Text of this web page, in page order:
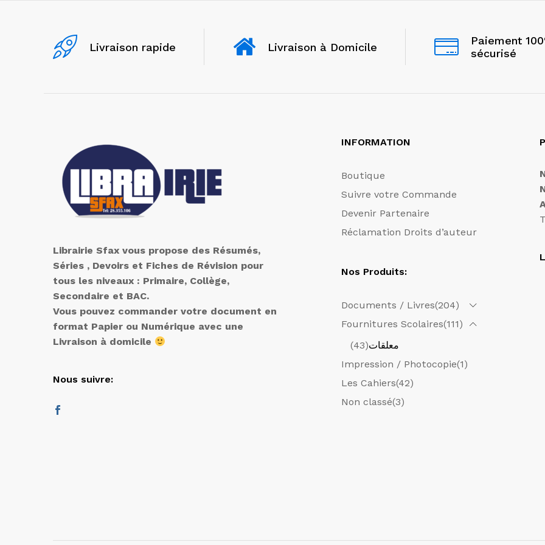
Livraison rapide Livraison à Domicile
Paiement
sécurisé
Librairie Sfax vous propose des Résumés,
Séries , Devoirs et Fiches de Révision pour
tous les niveaux : Primaire, Collège,
Secondaire et BAC.
Vous pouvez commander votre document en
format Papier ou Numérique avec une
Livraison à domicile
Nous suivre:
INFORMATION
Boutique
Suivre votre Commande
Devenir Partenaire
Réclamation Droits d’auteur
Nos Produits:
Documents / Livres(204)
Fournitures Scolaires(111)
معلقات(43)
Impression / Photocopie(1)
Les Cahiers(42)
Non classé(3)